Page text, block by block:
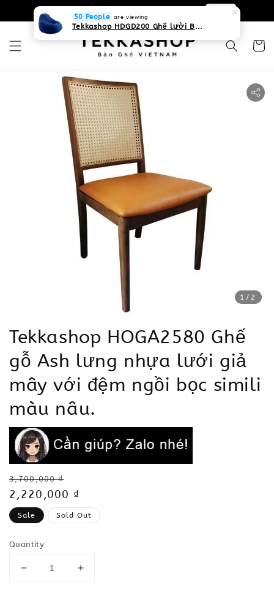
0931268840 Liên hệ với chúng tôi
1 /2
Tekkashop HOGA2580 Ghế
gỗ Ash lưng nhựa lưới giả
mây với đệm ngồi bọc simili
màu nâu.
Regular
price
3,700,000 ₫
Sale
price
2,220,000 ₫
Sale Sold Out
Quantity
50 People are viewing
Tekkashop HDGD200 Ghế lười Beanbag form truyền thống, chất liệu Olefin canvas kháng nước, màu xanh biển, có thể sử dụng trong nhà và cả ngoài trời, có quai xách